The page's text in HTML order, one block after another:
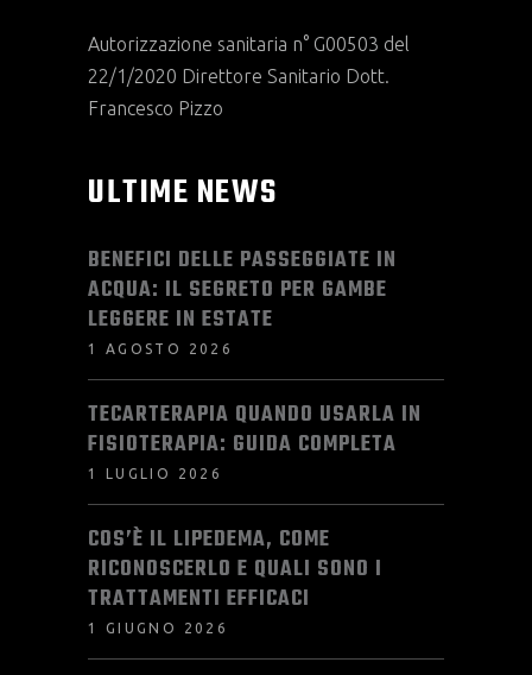
Autorizzazione sanitaria n° G00503 del
22/1/2020 Direttore Sanitario Dott.
Francesco Pizzo
ULTIME NEWS
BENEFICI DELLE PASSEGGIATE IN
ACQUA: IL SEGRETO PER GAMBE
LEGGERE IN ESTATE
1 AGOSTO 2026
TECARTERAPIA QUANDO USARLA IN
FISIOTERAPIA: GUIDA COMPLETA
1 LUGLIO 2026
COS’È IL LIPEDEMA, COME
RICONOSCERLO E QUALI SONO I
TRATTAMENTI EFFICACI
1 GIUGNO 2026